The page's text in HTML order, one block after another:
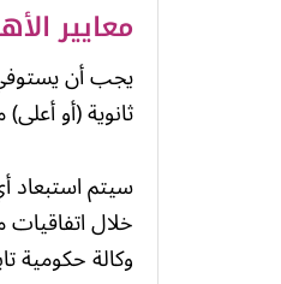
معايير
يجب أن يستوفي
ثانوية (أو
سيتم
خلال
وكالة حكومية